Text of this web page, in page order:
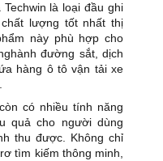
Techwin là loại đầu ghi
lượng tốt nhất thị
này phù hợp cho
đường sắt, dịch
hàng ô tô vận tải xe
có nhiều tính năng
quả cho người dùng
thu được. Không chỉ
tìm kiếm thông minh,